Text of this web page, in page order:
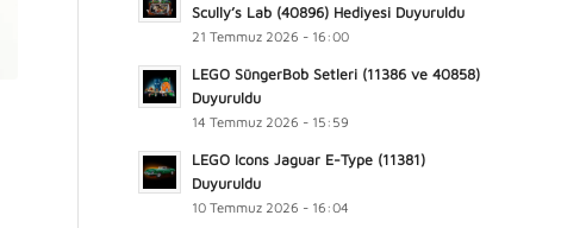
Scully’s Lab (40896) Hediyesi Duyuruldu
21 Temmuz 2026 - 16:00
LEGO SüngerBob Setleri (11386 ve 40858)
Duyuruldu
14 Temmuz 2026 - 15:59
LEGO Icons Jaguar E-Type (11381)
Duyuruldu
10 Temmuz 2026 - 16:04